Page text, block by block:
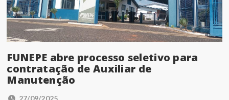
FUNEPE abre processo seletivo para
contratação de Auxiliar de
Manutenção